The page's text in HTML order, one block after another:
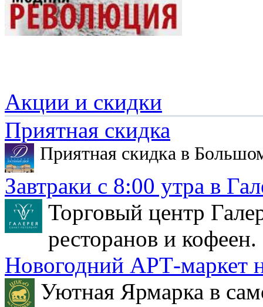
Акции и скидки
Приятная скидка
Приятная скидка в
Завтраки с 8:00 утра в
Торговый центр
ресторанов и кофеен.
Новогодний АРТ-маркет
Уютная Ярмарка в